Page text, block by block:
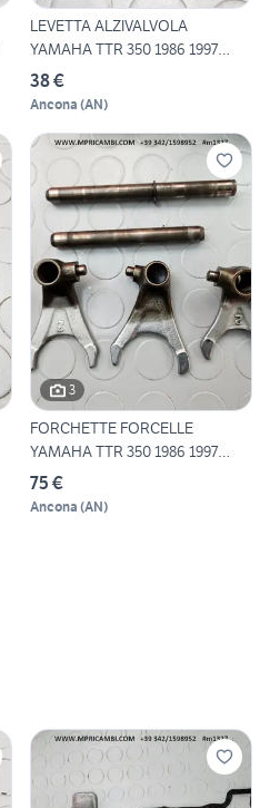
LEVETTA ALZIVALVOLA
YAMAHA TTR 350 1986 1997
TT350
38 €
Ancona (AN)
3
FORCHETTE FORCELLE
YAMAHA TTR 350 1986 1997
TT350R
75 €
Ancona (AN)